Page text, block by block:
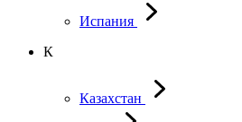
Испания
К
Казахстан